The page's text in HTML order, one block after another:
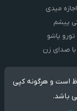
میدی
پیشم
پاشو
صدای زن
است و هرگونه کپی
باشد.